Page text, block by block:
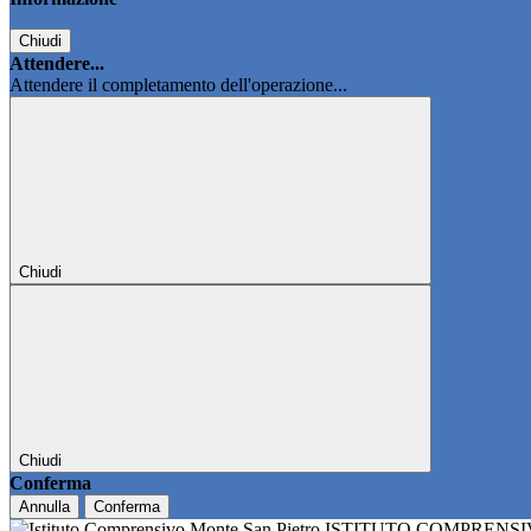
Chiudi
Attendere...
Attendere il completamento dell'operazione...
Chiudi
Chiudi
Conferma
Annulla Conferma